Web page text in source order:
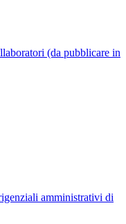
(da pubblicare in
amministrativi di